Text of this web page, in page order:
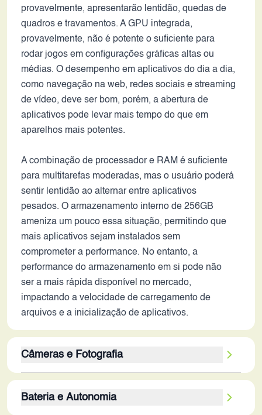
provavelmente, apresentarão lentidão, quedas de
quadros e travamentos. A GPU integrada,
provavelmente, não é potente o suficiente para
rodar jogos em configurações gráficas altas ou
médias. O desempenho em aplicativos do dia a dia,
como navegação na web, redes sociais e streaming
de vídeo, deve ser bom, porém, a abertura de
aplicativos pode levar mais tempo do que em
aparelhos mais potentes.
A combinação de processador e RAM é suficiente
para multitarefas moderadas, mas o usuário poderá
sentir lentidão ao alternar entre aplicativos
pesados. O armazenamento interno de 256GB
ameniza um pouco essa situação, permitindo que
mais aplicativos sejam instalados sem
comprometer a performance. No entanto, a
performance do armazenamento em si pode não
ser a mais rápida disponível no mercado,
impactando a velocidade de carregamento de
arquivos e a inicialização de aplicativos.
Câmeras e Fotografia
em 2026, é uma configuração modesta. A câmera
Bateria e Autonomia